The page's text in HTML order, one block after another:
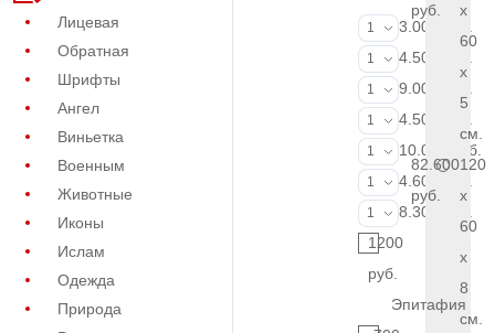
Лицевая
Обратная
Шрифты
Ангел
Виньетка
Военным
Животные
Иконы
Ислам
Одежда
Природа
ФИО и даты
1
3.000 руб.
ФИО и даты
1
4.500 руб.
ФИО и даты
1
9.000 руб.
Портрет
1
4.500 руб.
Портрет
1
10.000 руб.
Фотокерамика
1
4.600 руб.
Фото на
1
8.300 руб.
1200
руб.
Эпитафия
руб.
x
60
x
5
см.
82.600
руб.
120
x
60
x
8
см.